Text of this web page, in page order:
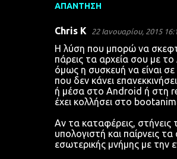
ΑΠΆΝΤΗΣΗ
Chris K 22 Ιανουαρίου, 2015
Η λύση που μπορώ να
πάρεις τα αρχεία σου με το
όμως η συσκευή να είναι
που δεν κάνει
ή μέσα στο Android ή στη
έχει κολλήσει στο
Αν τα καταφέρεις, στήνεις
υπολογιστή και παίρνεις τα
εσωτερικής μνήμης με την